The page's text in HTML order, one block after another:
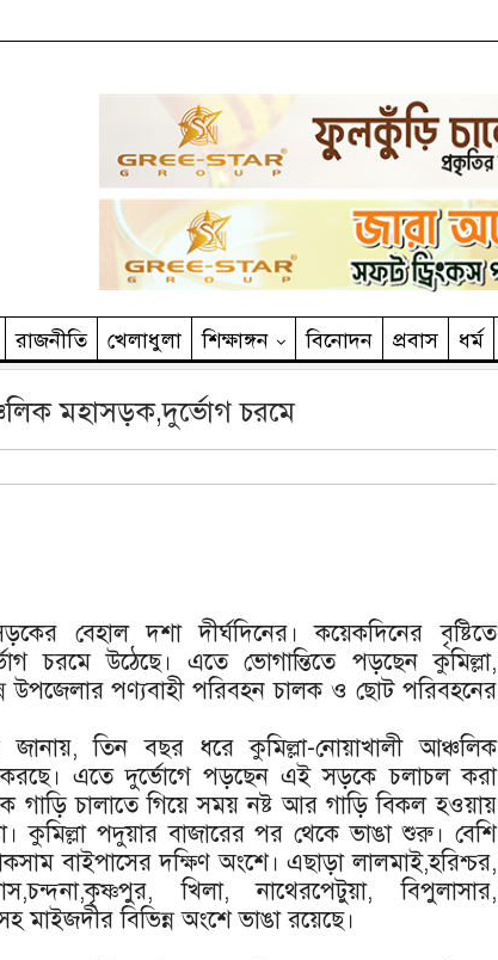
রাজনীতি খেলাধুলা শিক্ষাঙ্গন বিনোদন প্রবাস ধর্ম
মহাসড়ক,দুর্ভোগ চরমে
বেহাল দশা দীর্ঘদিনের। কয়েকদিনের বৃষ্টিতে
চরমে উঠেছে। এতে ভোগান্তিতে পড়ছেন কুমিল্লা,
উপজেলার পণ্যবাহী পরিবহন চালক ও ছোট পরিবহনের
তিন বছর ধরে কুমিল্লা-নোয়াখালী আঞ্চলিক
করছে। এতে দুর্ভোগে পড়ছেন এই সড়কে চলাচল করা
গাড়ি চালাতে গিয়ে সময় নষ্ট আর গাড়ি বিকল হওয়ায়
কুমিল্লা পদুয়ার বাজারের পর থেকে ভাঙা শুরু। বেশি
বাইপাসের দক্ষিণ অংশে। এছাড়া লালমাই,হরিশ্চর,
খিলা, নাথেরপেটুয়া, বিপুলাসার,
মাইজদীর বিভিন্ন অংশে ভাঙা রয়েছে।